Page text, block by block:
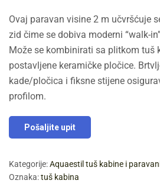
Ovaj paravan visine 2 m učvršćuje
zid čime se dobiva moderni “walk-
Može se kombinirati sa plitkom tuš
postavljene keramičke pločice.
kade/pločica i fiksne stijene
profilom.
Pošaljite upit
Kategorije:Aquaestil tuš kabine i
Oznaka:tuš kabina